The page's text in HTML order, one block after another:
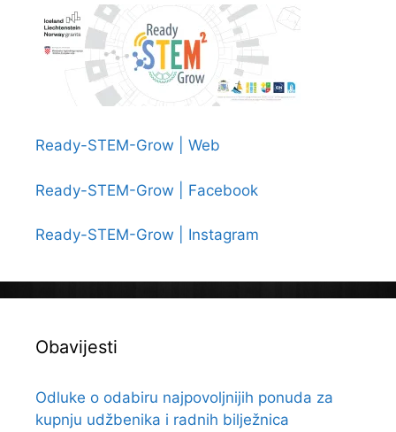
Ready-STEM-Grow | Web
Ready-STEM-Grow | Facebook
Ready-STEM-Grow | Instagram
Obavijesti
Odluke o odabiru najpovoljnijih ponuda za
kupnju udžbenika i radnih bilježnica